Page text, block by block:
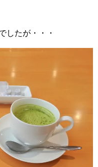
したが・・・